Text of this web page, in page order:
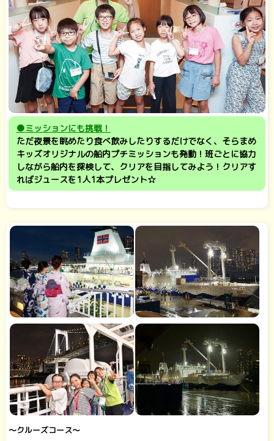
●ミッションにも挑戦！
ただ夜景を眺めたり食べ飲みしたりするだけでなく、そらまめ
キッズオリジナルの船内プチミッションも発動！班ごとに協力
しながら船内を探検して、クリアを目指してみよう！クリアす
ればジュースを1人1本プレゼント☆
～クルーズコース～